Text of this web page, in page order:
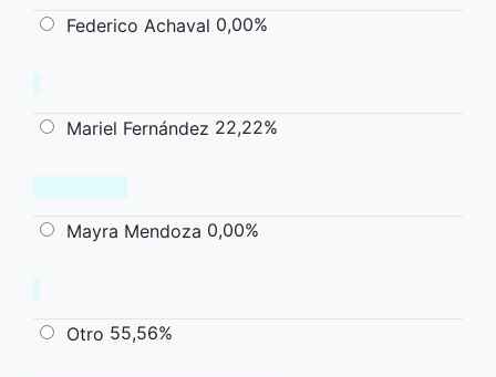
Federico Achaval 0,00%
Mariel Fernández 22,22%
Mayra Mendoza 0,00%
Otro 55,56%